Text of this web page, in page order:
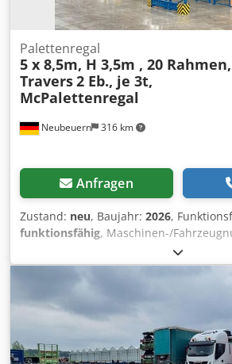
Neubeuern 316 km
Palettenregal
5 x 8,5m, H 3,5m , 20
Travers2 Eb., je 3t,
McPalettenregal
Anfragen
Zustand: neu, Baujahr: 2026,
funktionsfähig, Maschinen-/
, Tragfähigkeit pro
3’000 kg, Gesamtlänge:43’500 mm,
, Abstand zwischen den Säulen:
3’500 mm
,
135 Europalette(n), Rahmenhöhe:
1’100 mm, Belastung pro
Fachwerkträgerpaar (max.):
3’000 kg,